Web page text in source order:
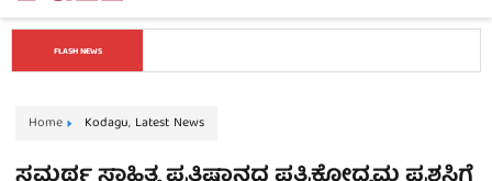
FLASH NEWS
Home Kodagu, Latest News